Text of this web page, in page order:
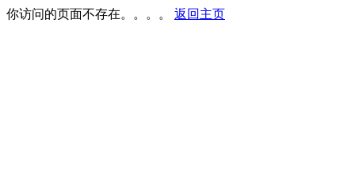
你访问的页面不存在。。。。 返回主页